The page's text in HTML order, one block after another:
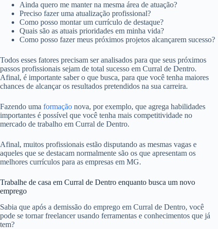
Ainda quero me manter na mesma área de atuação?
Preciso fazer uma atualização profissional?
Como posso montar um currículo de destaque?
Quais são as atuais prioridades em minha vida?
Como posso fazer meus próximos projetos alcançarem sucesso?
Todos esses fatores precisam ser analisados para que seus próximos
passos profissionais sejam de total sucesso em Curral de Dentro.
Afinal, é importante saber o que busca, para que você tenha maiores
chances de alcançar os resultados pretendidos na sua carreira.
Fazendo uma formação nova, por exemplo, que agrega habilidades
importantes é possível que você tenha mais competitividade no
mercado de trabalho em Curral de Dentro.
Afinal, muitos profissionais estão disputando as mesmas vagas e
aqueles que se destacam normalmente são os que apresentam os
melhores currículos para as empresas em MG.
Trabalhe de casa em Curral de Dentro enquanto busca um novo
emprego
Sabia que após a demissão do emprego em Curral de Dentro, você
pode se tornar freelancer usando ferramentas e conhecimentos que já
tem?